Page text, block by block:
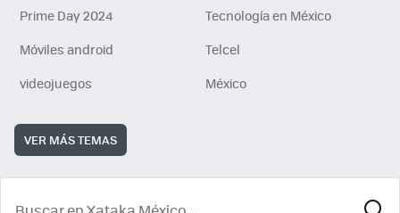
Prime Day 2024
Tecnología en México
Móviles android
Telcel
videojuegos
México
VER MÁS TEMAS